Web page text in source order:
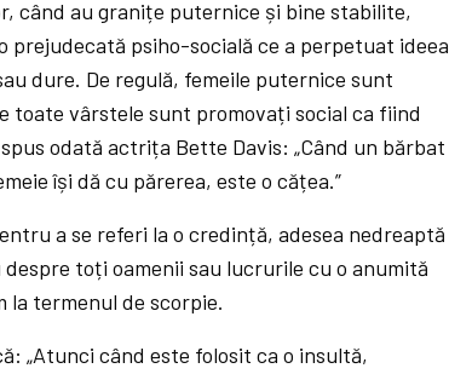
când au granițe puternice și bine stabilite,
prejudecată psiho-socială ce a perpetuat ideea
dure. De regulă, femeile puternice sunt
toate vârstele sunt promovați social ca fiind
odată actrița Bette Davis: „Când un bărbat
își dă cu părerea, este o cățea.”
a se referi la o credință, adesea nedreaptă
toți oamenii sau lucrurile cu o anumită
termenul de scorpie.
„Atunci când este folosit ca o insultă,